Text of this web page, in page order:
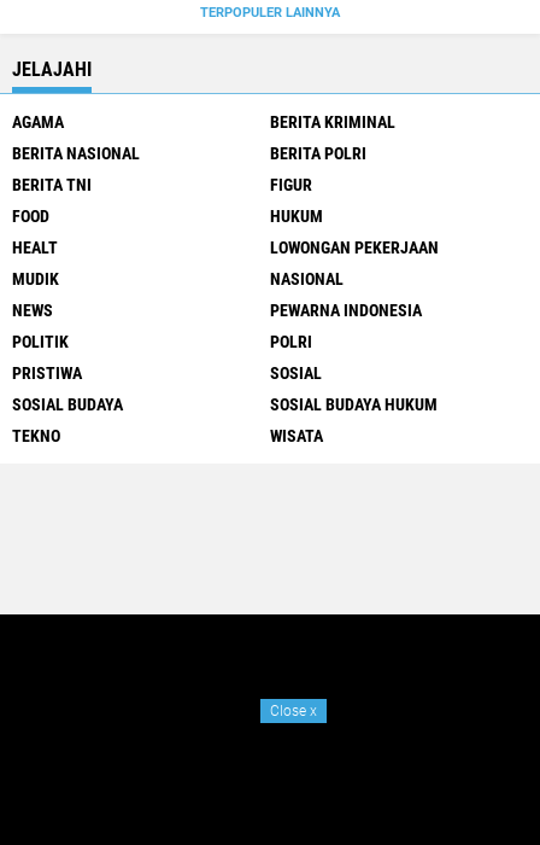
TERPOPULER LAINNYA
JELAJAHI
AGAMA
BERITA KRIMINAL
BERITA NASIONAL
BERITA POLRI
BERITA TNI
FIGUR
FOOD
HUKUM
HEALT
LOWONGAN PEKERJAAN
MUDIK
NASIONAL
NEWS
PEWARNA INDONESIA
POLITIK
POLRI
PRISTIWA
SOSIAL
SOSIAL BUDAYA
SOSIAL BUDAYA HUKUM
TEKNO
WISATA
Close x